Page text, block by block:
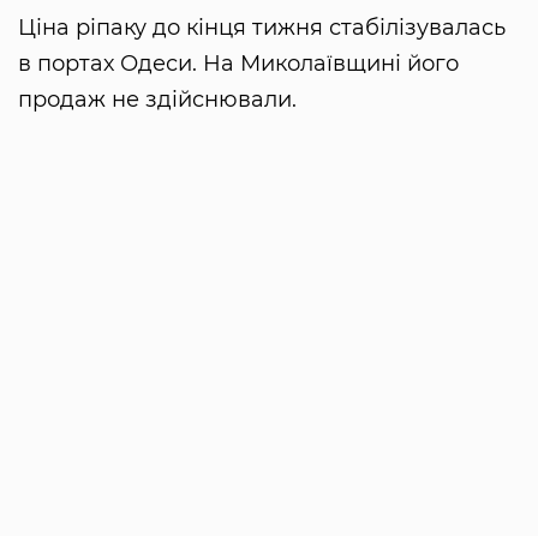
Ціна ріпаку до кінця тижня стабілізувалась
в портах Одеси. На Миколаївщині його
продаж не здійснювали.